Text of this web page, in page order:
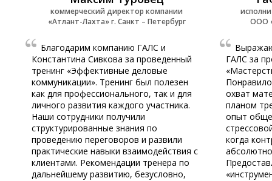
коммерческий директор компании
«Атлант-Лахта» г. Санкт – Петербург
Благодарим компанию ГАЛС и
Константина Сивкова за проведенный
тренинг «Эффективные деловые
коммуникации». Тренинг был полезен
как для профессионального, так и для
личного развития каждого участника.
Наши сотрудники получили
структурированные знания по
проведению переговоров и развили
практические навыки взаимодействия с
клиентами. Рекомендации тренера по
дальнейшему развитию, безусловно,
ООО
ГАЛС за
охват
планом
опыт
когда